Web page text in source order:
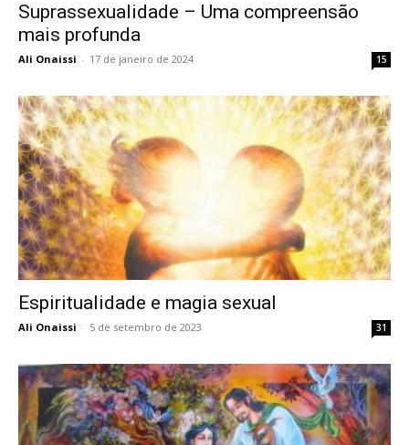
Suprassexualidade – Uma compreensão
mais profunda
Ali Onaissi - 17 de janeiro de 2024 15
Espiritualidade e magia sexual
Ali Onaissi - 5 de setembro de 2023 31